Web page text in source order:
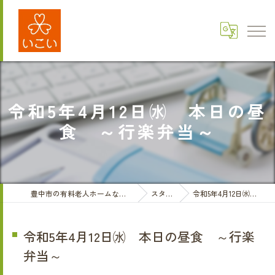
令和5年4月12日㈬ 本日の昼
食 ～行楽弁当～
豊中市の有料老人ホームなら医療法人三和会 有料老人ホームいこい スタッフブログ 令和5年4月12日㈬ 本日の昼食 ～行楽弁当～
令和5年4月12日㈬ 本日の昼食 ～行楽
弁当～